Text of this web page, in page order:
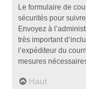
Le formulaire de
sécurités pour
Envoyez à
très important
l’expéditeur du
mesures
Haut